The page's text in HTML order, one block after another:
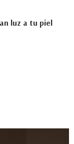
luz a tu piel